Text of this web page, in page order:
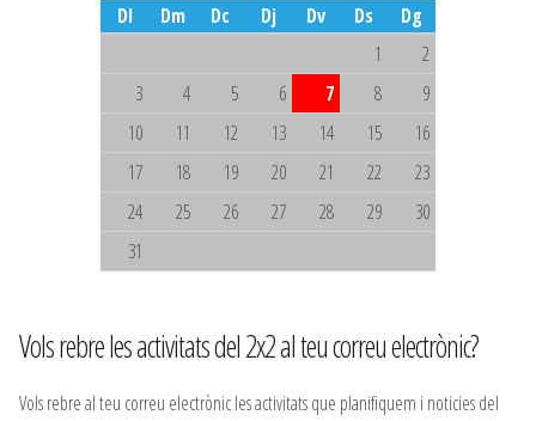
Dl
Dm Dc Dj Dv Ds
Dg
1
2
3
4 5 6 7 8
9
10
11 12 13 14 15
16
17
18 19 20 21 22
23
24
25 26 27 28 29
30
31
Vols rebre les activitats del 2x2 al teu correu electrònic?
Vols rebre al teu correu electrònic les activitats que planifiquem i noticies del